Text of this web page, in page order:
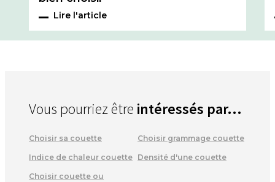
Lire l'article
Vous pourriez être intéressés par...
Choisir sa couette Choisir grammage couette
Indice de chaleur couette Densité d'une couette
Choisir couette ou